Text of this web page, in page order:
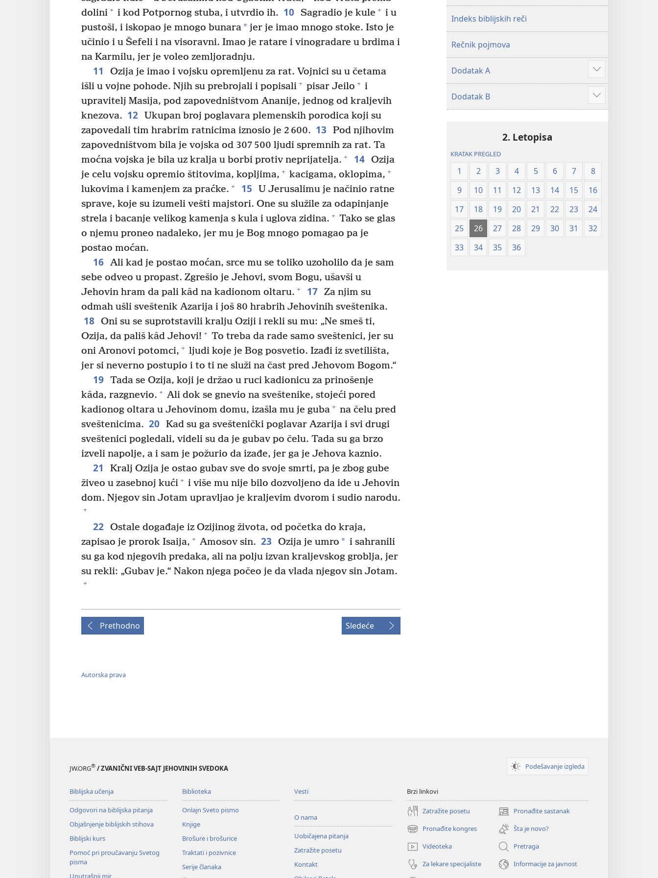
dolini + i kod Potpornog stuba, i utvrdio ih. 10 Sagradio je kule + i u
pustoši, i iskopao je mnogo bunara* jer je imao mnogo stoke. Isto je
učinio i u Šefeli i na visoravni. Imao je ratare i vinogradare u brdima i
na Karmilu, jer je voleo zemljoradnju.
11
Ozija je imao i vojsku opremljenu za rat. Vojnici su u četama
išli u vojne pohode. Njih su prebrojali i popisali + pisar Jeilo + i
upravitelj Masija, pod zapovedništvom Ananije, jednog od kraljevih
knezova. 12 Ukupan broj poglavara plemenskih porodica koji su
zapovedali tim hrabrim ratnicima iznosio je 2 600. 13
Pod njihovim
zapovedništvom bila je vojska od 307 500 ljudi spremnih za rat. Ta
moćna vojska je bila uz kralja u borbi protiv neprijatelja. + 14 Ozija
je celu vojsku opremio štitovima, kopljima, + kacigama, oklopima, +
lukovima i kamenjem za praćke. + 15
U Jerusalimu je načinio ratne
sprave, koje su izumeli vešti majstori. One su služile za odapinjanje
strela i bacanje velikog kamenja s kula i uglova zidina. + Tako se glas
o njemu proneo nadaleko, jer mu je Bog mnogo pomagao pa je
postao moćan.
16 Ali kad je postao moćan, srce mu se toliko uzoholilo da je sam
sebe odveo u propast. Zgrešio je Jehovi, svom Bogu, ušavši u
Jehovin hram da pali kâd na kadionom oltaru. + 17 Za njim su
odmah ušli sveštenik Azarija i još 80 hrabrih Jehovinih sveštenika.
18 Oni su se suprotstavili kralju Oziji i rekli su mu: „Ne smeš ti,
Ozija, da pališ kâd Jehovi! + To treba da rade samo sveštenici, jer su
oni Aronovi potomci, + ljudi koje je Bog posvetio. Izađi iz svetilišta,
jer si neverno postupio i to ti ne služi na čast pred Jehovom Bogom.“
19 Tada se Ozija, koji je držao u ruci kadionicu za prinošenje
kâda, razgnevio. + Ali dok se gnevio na sveštenike, stojeći pored
kadionog oltara u Jehovinom domu, izašla mu je guba + na čelu pred
sveštenicima. 20 Kad su ga sveštenički poglavar Azarija i svi drugi
sveštenici pogledali, videli su da je gubav po čelu. Tada su ga brzo
izveli napolje, a i sam je požurio da izađe, jer ga je Jehova kaznio.
21
Kralj Ozija je ostao gubav sve do svoje smrti, pa je zbog gube
živeo u zasebnoj kući + i više mu nije bilo dozvoljeno da ide u Jehovin
dom. Njegov sin Jotam upravljao je kraljevim dvorom i sudio narodu.
+
22 Ostale događaje iz Ozijinog života, od početka do kraja,
zapisao je prorok Isaija, + Amosov sin. 23 Ozija je umro * i sahranili
su ga kod njegovih predaka, ali na polju izvan kraljevskog groblja, jer
su rekli: „Gubav je.“ Nakon njega počeo je da vlada njegov sin Jotam.
+
Prethodno Sledeće
Autorska prava
2019)2019)
Indeks biblijskih reči
Rečnik pojmova
Dodatak A Više
Dodatak B Više
2. Letopisa
KRATAK PREGLED
1 2 3 4 5 6 7
8
9
10 11 12 13 14 15
16
17
18 19 20 21 22 23
24
25
26 27 28 29 30 31
32
33
34 35 36
JW.ORG® / ZVANIČNI VEB-SAJT JEHOVINIH SVEDOKA Podešavanje izgleda
Biblijska učenja
Odgovori na biblijska pitanja
Objašnjenje biblijskih stihova
Biblijski kurs
Pomoć pri proučavanju Svetog
pisma
Unutrašnji mir
Biblioteka
Onlajn Sveto pismo
Knjige
Brošure i brošurice
Traktati i pozivnice
Serije članaka
Vesti
O nama
Uobičajena pitanja
Zatražite posetu
Kontakt
Brzi linkovi
Zatražite posetu Pronađite sastanak
(otvara
novi
prozor)
Pronađite kongres
(otvara
novi
prozor)
Šta je novo?
Videoteka
Pretraga
Za lekare specijaliste
Informacije za javnost